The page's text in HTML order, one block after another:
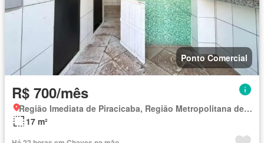
Ponto Comercial
R$ 700/mês
Região Imediata de Piracicaba, Região Metropolitana de Piracicaba
17 m²